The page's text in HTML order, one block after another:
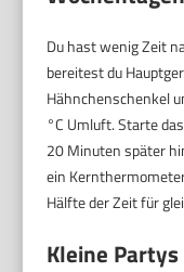
Du hast wenig Zeit
bereitest du
Hähnchenschenkel
°C Umluft. Starte
20 Minuten später
ein
Hälfte der Zeit für
Kleine